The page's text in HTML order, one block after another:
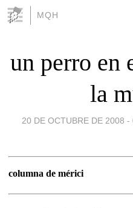
MQH
un perro en
la
20 DE OCTUBRE DE 2008 -
columna de mérici